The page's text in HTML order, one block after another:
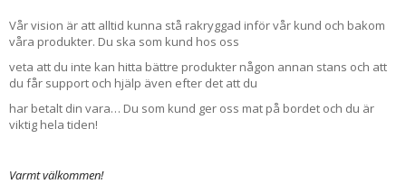
Vår vision är att alltid kunna stå rakryggad inför vår kund och bakom
våra produkter. Du ska som kund hos oss
veta att du inte kan hitta bättre produkter någon annan stans och att
du får support och hjälp även efter det att du
har betalt din vara… Du som kund ger oss mat på bordet och du är
viktig hela tiden!
Varmt välkommen!